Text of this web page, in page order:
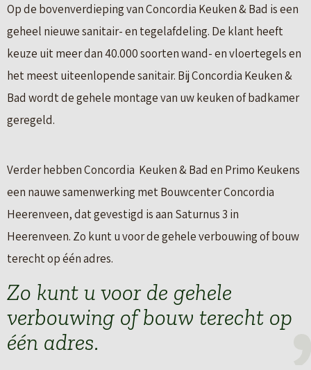
Op de bovenverdieping van Concordia Keuken & Bad is een
geheel nieuwe sanitair- en tegelafdeling. De klant heeft
keuze uit meer dan 40.000 soorten wand- en vloertegels en
het meest uiteenlopende sanitair. Bij Concordia Keuken &
Bad wordt de gehele montage van uw keuken of badkamer
geregeld.
Verder hebben Concordia Keuken & Bad en Primo Keukens
een nauwe samenwerking met Bouwcenter Concordia
Heerenveen, dat gevestigd is aan Saturnus 3 in
Heerenveen. Zo kunt u voor de gehele verbouwing of bouw
terecht op één adres.
Zo kunt u voor de gehele
verbouwing of bouw terecht op
één adres.